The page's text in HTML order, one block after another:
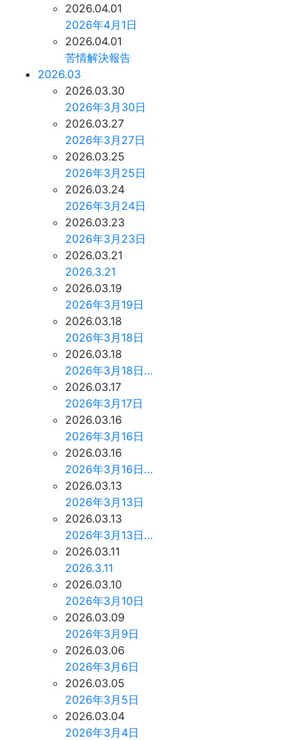
2026.04.01
2026年4月1日
2026.04.01
苦情解決報告
2026.03
2026.03.30
2026年3月30日
2026.03.27
2026年3月27日
2026.03.25
2026年3月25日
2026.03.24
2026年3月24日
2026.03.23
2026年3月23日
2026.03.21
2026.3.21
2026.03.19
2026年3月19日
2026.03.18
2026年3月18日
2026.03.18
2026年3月18日…
2026.03.17
2026年3月17日
2026.03.16
2026年3月16日
2026.03.16
2026年3月16日…
2026.03.13
2026年3月13日
2026.03.13
2026年3月13日…
2026.03.11
2026.3.11
2026.03.10
2026年3月10日
2026.03.09
2026年3月9日
2026.03.06
2026年3月6日
2026.03.05
2026年3月5日
2026.03.04
2026年3月4日